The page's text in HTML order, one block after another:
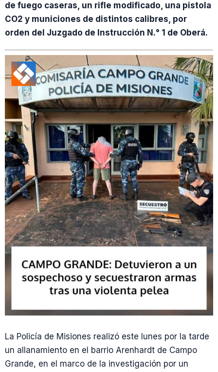
de fuego caseras, un rifle modificado, una pistola
CO2 y municiones de distintos calibres, por
orden del Juzgado de Instrucción N.° 1 de Oberá.
La Policía de Misiones realizó este lunes por la tarde
un allanamiento en el barrio Arenhardt de Campo
Grande, en el marco de la investigación por un